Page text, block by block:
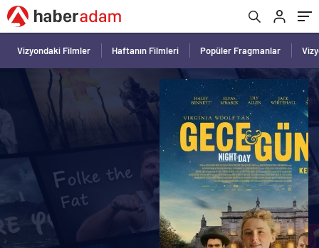
Vizyondaki Filmler Haftanın Filmleri Popüler Fragmanlar